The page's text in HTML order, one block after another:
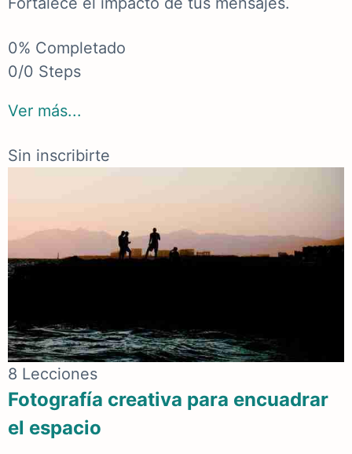
0% Completado
0/0 Steps
Ver más...
Sin inscribirte
8 Lecciones
Fotografía creativa para encuadrar
el espacio